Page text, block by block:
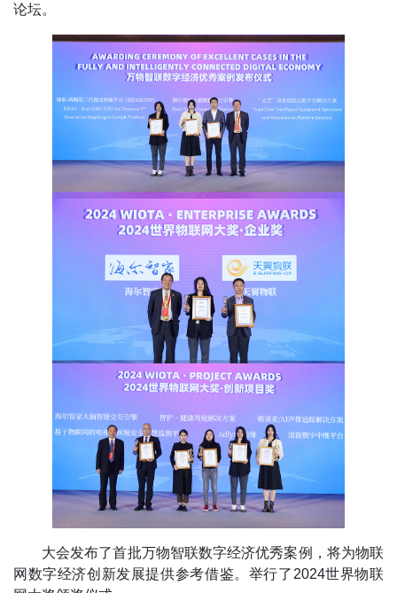
论坛。
大会发布了首批万物智联数字经济优秀案例，将为物联
网数字经济创新发展提供参考借鉴。举行了2024世界物联